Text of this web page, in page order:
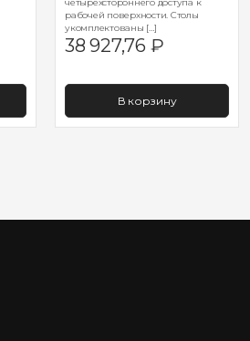
четырёхстороннего доступа к
рабочей поверхности. Столы
укомплектованы […]
38 927,76 ₽
В корзину